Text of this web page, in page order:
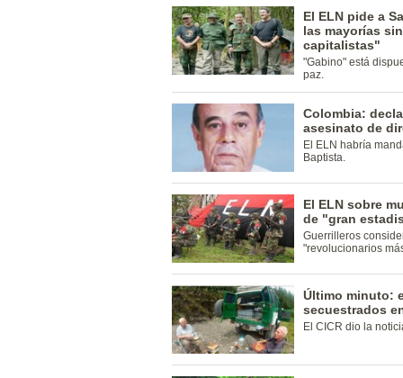
El ELN pide a
las mayorías
capitalistas"
"Gabino" está
paz.
Colombia:
asesinato de
El ELN habría
Baptista.
El ELN sobre
de "gran
Guerrilleros
"revolucionarios
Último minuto:
secuestrados
El CICR dio la